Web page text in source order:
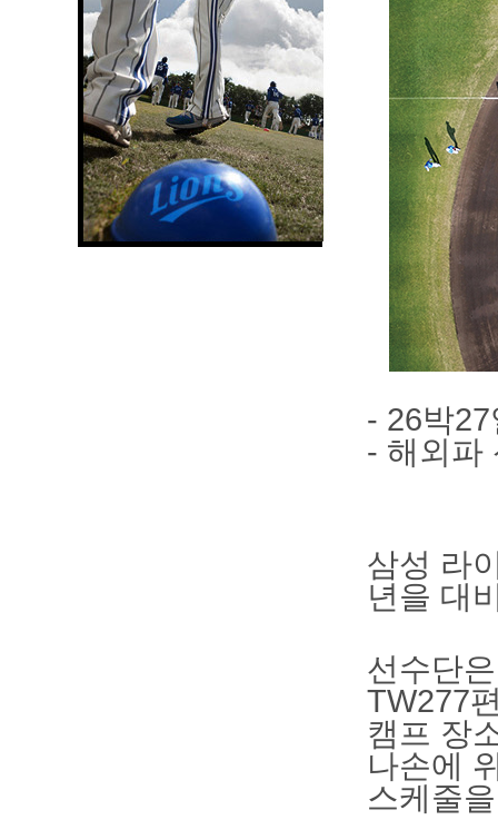
- 26박
- 해외파
삼성 라
년을 대
선수단
TW277
캠프 장
나손에
스케줄